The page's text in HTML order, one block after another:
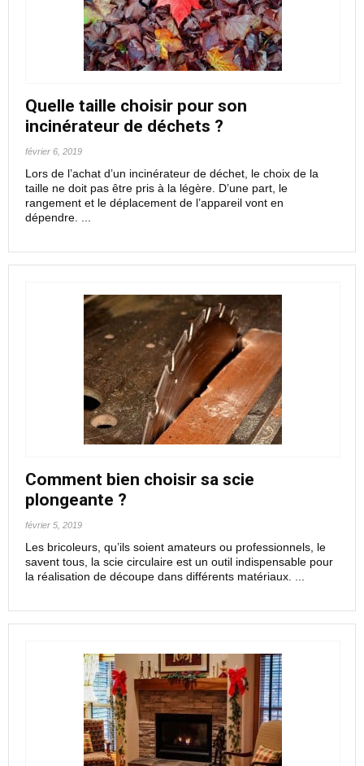
Quelle taille choisir pour son
incinérateur de déchets ?
février 6, 2019
Lors de l’achat d’un incinérateur de déchet, le choix de la
taille ne doit pas être pris à la légère. D’une part, le
rangement et le déplacement de l’appareil vont en
dépendre. ...
Comment bien choisir sa scie
plongeante ?
février 5, 2019
Les bricoleurs, qu’ils soient amateurs ou professionnels, le
savent tous, la scie circulaire est un outil indispensable pour
la réalisation de découpe dans différents matériaux. ...